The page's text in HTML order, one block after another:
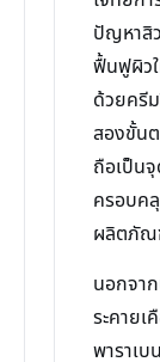
ปัญหาสิ
ฟื้นฟูผิว
ด้วยครี
สองขั้น
ถือเป็น
ครอบค
ผลิตภัณ
นอกจา
ระคาย
พาราเ